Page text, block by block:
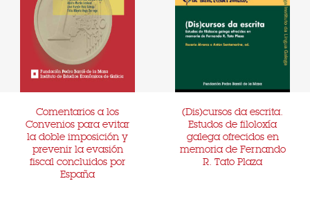
Comentarios a los
Convenios para evitar
la doble imposición y
prevenir la evasión
fiscal concluidos por
España
(Dis)cursos da escrita.
Estudos de filoloxía
galega ofrecidos en
memoria de Fernando
R. Tato Plaza